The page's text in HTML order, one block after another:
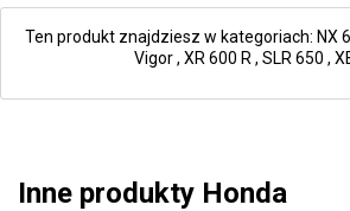
Ten produkt znajdziesz w kategoriach: NX
Vigor, XR 600 R , SLR 650 ,
Inne produkty Honda